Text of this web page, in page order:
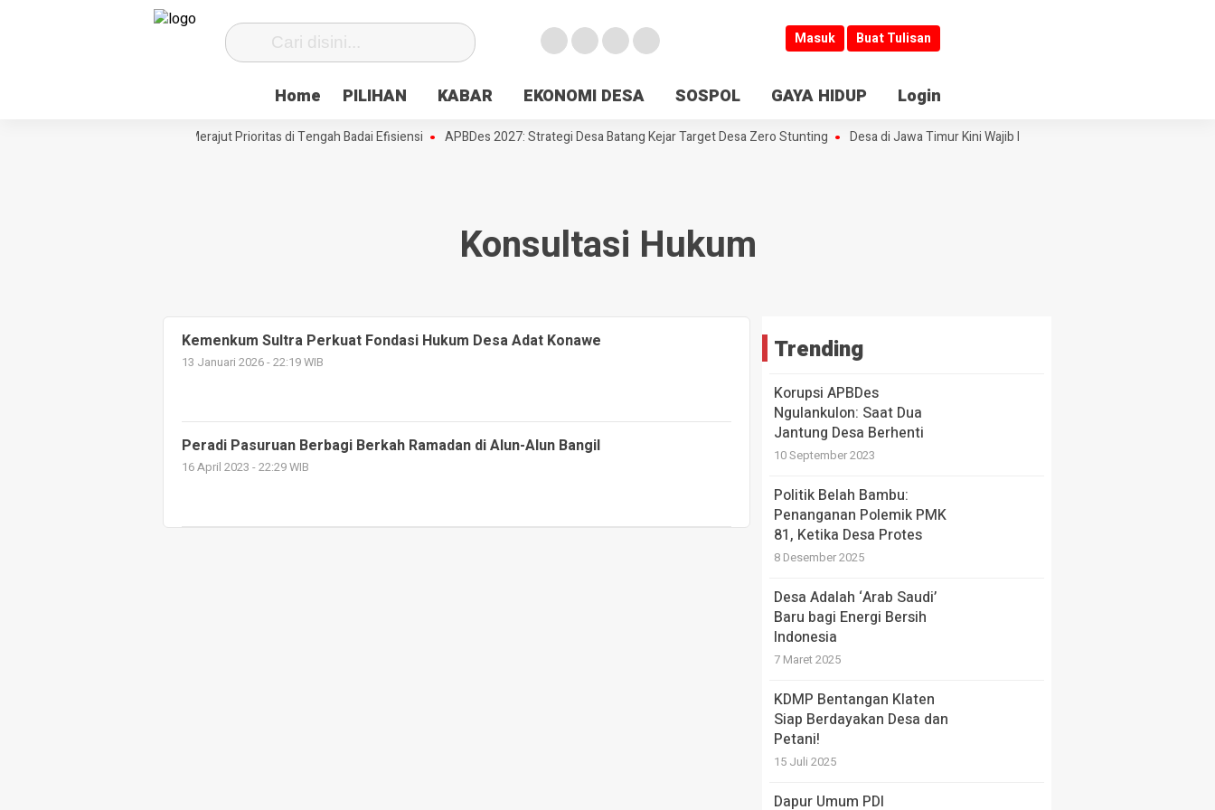
Masuk Buat Tulisan
Home PILIHAN KABAR EKONOMI DESA SOSPOL GAYA HIDUP Login
Siasat Desa Paenre Lompoe Merajut Prioritas di Tengah Badai Efisiensi APBDes 2027: Strategi Desa Batang Kejar Target Desa Zero Stunting Desa di Jawa Timur Kini Wajib Buka Informasi
Konsultasi Hukum
Kemenkum Sultra Perkuat Fondasi Hukum Desa Adat Konawe
13 Januari 2026 - 22:19 WIB
Peradi Pasuruan Berbagi Berkah Ramadan di Alun-Alun Bangil
16 April 2023 - 22:29 WIB
Trending
Korupsi APBDes
Ngulankulon: Saat Dua
Jantung Desa Berhenti
10 September 2023
Politik Belah Bambu:
Penanganan Polemik PMK
81, Ketika Desa Protes
8 Desember 2025
Desa Adalah ‘Arab Saudi’
Baru bagi Energi Bersih
Indonesia
7 Maret 2025
KDMP Bentangan Klaten
Siap Berdayakan Desa dan
Petani!
15 Juli 2025
Dapur Umum PDI